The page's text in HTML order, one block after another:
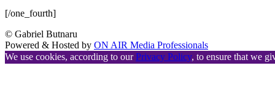
[/one_fourth]
© Gabriel Butnaru
Powered & Hosted by ON AIR Media Professionals
We use cookies, according to ourPrivacy Policy, to ensure that we